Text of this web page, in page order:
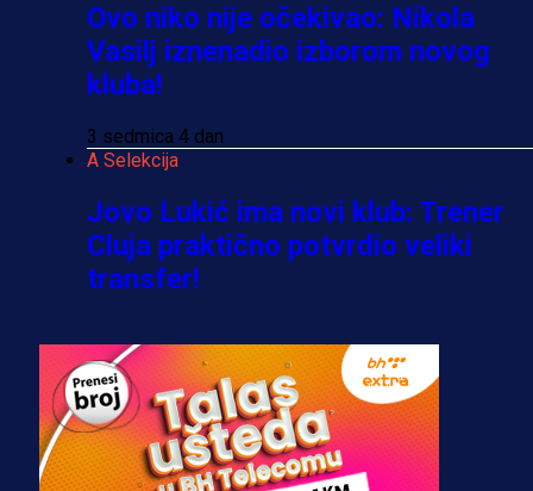
Ovo niko nije očekivao: Nikola
Vasilj iznenadio izborom novog
kluba!
3 sedmica 4 dan
A Selekcija
Jovo Lukić ima novi klub: Trener
Cluja praktično potvrdio veliki
transfer!
A Selekcija
Stigla potvrda od predsjednika
kluba: Jovo Lukić uskoro pravi
transfer!?